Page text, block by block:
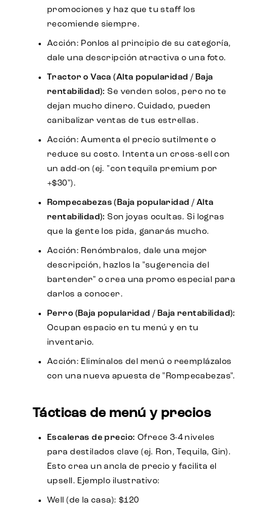
promociones y haz que tu staff los
recomiende siempre.
Acción: Ponlos al principio de su categoría,
dale una descripción atractiva o una foto.
Tractor o Vaca (Alta popularidad / Baja
rentabilidad): Se venden solos, pero no te
dejan mucho dinero. Cuidado, pueden
canibalizar ventas de tus estrellas.
Acción: Aumenta el precio sutilmente o
reduce su costo. Intenta un cross-sell con
un add-on (ej. "con tequila premium por
+$30").
Rompecabezas (Baja popularidad / Alta
rentabilidad): Son joyas ocultas. Si logras
que la gente los pida, ganarás mucho.
Acción: Renómbralos, dale una mejor
descripción, hazlos la "sugerencia del
bartender" o crea una promo especial para
darlos a conocer.
Perro (Baja popularidad / Baja rentabilidad):
Ocupan espacio en tu menú y en tu
inventario.
Acción: Elimínalos del menú o reemplázalos
con una nueva apuesta de "Rompecabezas".
Tácticas de menú y precios
Escaleras de precio: Ofrece 3-4 niveles
para destilados clave (ej. Ron, Tequila, Gin).
Esto crea un ancla de precio y facilita el
upsell. Ejemplo ilustrativo:
Well (de la casa): $120